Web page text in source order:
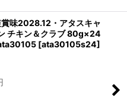
味2028.12・アタスキャ
チキン＆クラブ 80g×24
[ata30105s24]